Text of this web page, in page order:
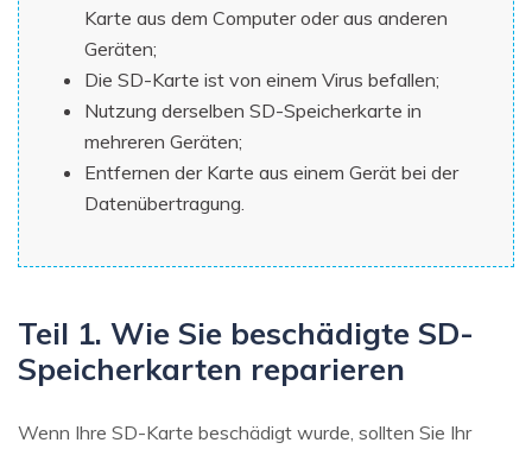
Karte aus dem Computer oder aus anderen
Geräten;
Die SD-Karte ist von einem Virus befallen;
Nutzung derselben SD-Speicherkarte in
mehreren Geräten;
Entfernen der Karte aus einem Gerät bei der
Datenübertragung.
Teil 1. Wie Sie beschädigte SD-
Speicherkarten reparieren
Wenn Ihre SD-Karte beschädigt wurde, sollten Sie Ihr